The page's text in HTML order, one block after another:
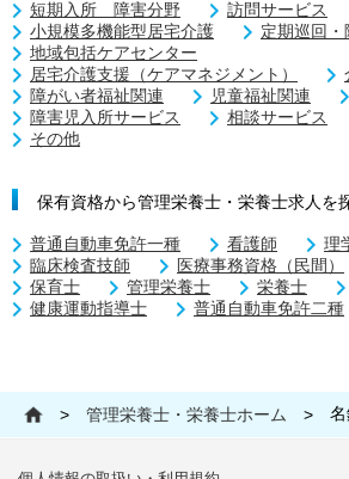
短期入所 障害分野
訪問サービス
小規模多機能型居宅介護
定期巡回・
地域包括ケアセンター
居宅介護支援（ケアマネジメント）
障がい者福祉関連
児童福祉関連
障害児入所サービス
相談サービス
その他
保有資格から管理栄養士・栄養士求人を
普通自動車免許一種 看護師
理
臨床検査技師
医療事務資格（民間）
保育士
管理栄養士 栄養士
健康運動指導士
普通自動車免許二種
> 管理栄養士・栄養士ホーム >